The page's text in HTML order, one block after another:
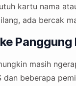
kartu nama
ada bercak
Panggung
masih
beberapa